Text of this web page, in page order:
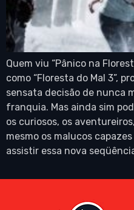
Quem viu “Pânico na
como “Floresta do Mal 3”,
sensata decisão de nunca
franquia. Mas ainda sim
os curiosos, os
mesmo os malucos
assistir essa nova